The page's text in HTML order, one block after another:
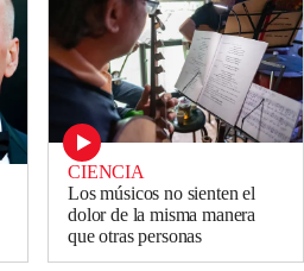
CIENCIA
Los músicos no sienten el
dolor de la misma manera
que otras personas